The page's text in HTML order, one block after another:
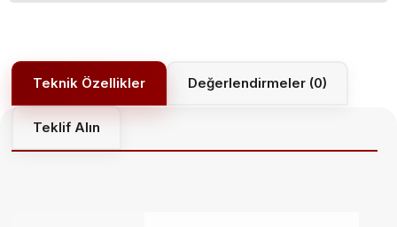
üzerinden
5.00
puan
Değerlendirmeler (0)
Teklif Alın